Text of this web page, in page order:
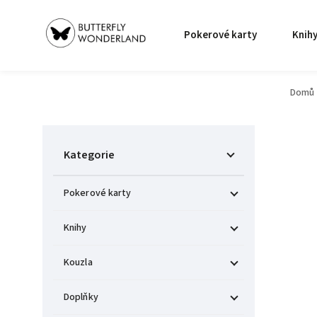
Pokerové karty Knihy
Domů
Kategorie
Pokerové karty
Knihy
Kouzla
Doplňky